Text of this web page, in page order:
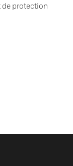
de protection